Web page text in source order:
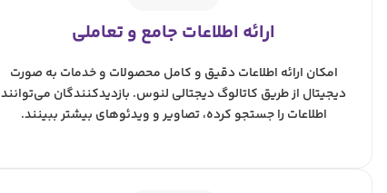
ارائه اطلاعات جامع و تعاملی
امکان ارائه اطلاعات دقیق و کامل محصولات و خدمات به صورت
دیجیتال از طریق کاتالوگ دیجتالی لنوس. بازدیدکنندگان می‌توانند
اطلاعات را جستجو کرده، تصاویر و ویدئوهای بیشتر ببینند.